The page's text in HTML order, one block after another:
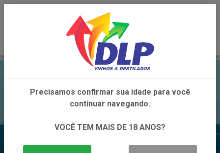
Precisamos confirmar sua idade para você
continuar navegando.
VOCÊ TEM MAIS DE 18 ANOS?